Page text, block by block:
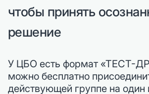
чтобы принять
решение
У ЦБО есть формат «ТЕСТ-
можно бесплатно
действующей группе на один